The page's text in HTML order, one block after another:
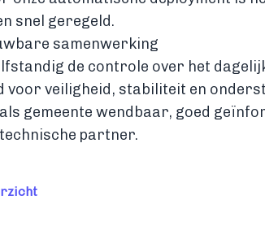
snel geregeld.
samenwerking
de controle over het
voor veiligheid, stabiliteit en
gemeente wendbaar, goed
partner.